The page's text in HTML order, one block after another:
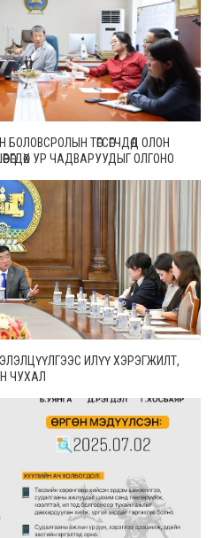
ТӨГСӨГЧДӨД ОЛОН
УР ЧАДВАРУУДЫГ ОЛГОНО
ИЛҮҮ ХЭРЭГЖИЛТ,
ЧУХАЛ